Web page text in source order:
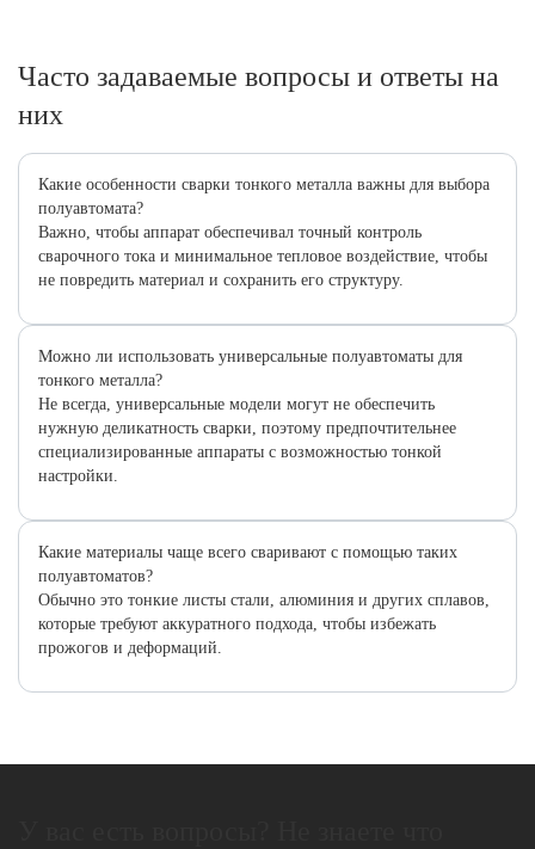
Часто задаваемые вопросы и ответы на
них
Какие особенности сварки тонкого металла важны для выбора
полуавтомата?
Важно, чтобы аппарат обеспечивал точный контроль
сварочного тока и минимальное тепловое воздействие, чтобы
не повредить материал и сохранить его структуру.
Можно ли использовать универсальные полуавтоматы для
тонкого металла?
Не всегда, универсальные модели могут не обеспечить
нужную деликатность сварки, поэтому предпочтительнее
специализированные аппараты с возможностью тонкой
настройки.
Какие материалы чаще всего сваривают с помощью таких
полуавтоматов?
Обычно это тонкие листы стали, алюминия и других сплавов,
которые требуют аккуратного подхода, чтобы избежать
прожогов и деформаций.